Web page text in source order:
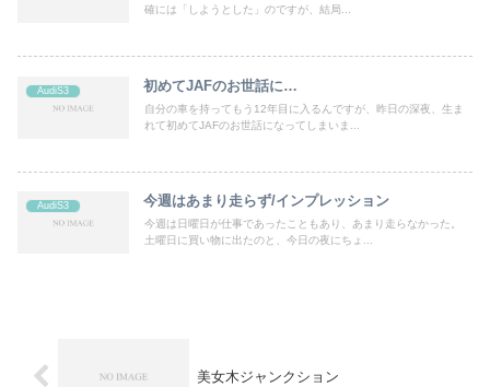
確には「しようとした」のですが、結局...
AudiS3 初めてJAFのお世話に…
自分の車を持ってもう12年目に入るんですが、昨日の深夜、生ま
れて初めてJAFのお世話になってしまいま...
AudiS3 今週はあまり走らず/インプレッション
今週は日曜日が仕事であったこともあり、あまり走らなかった。
土曜日に買い物に出たのと、今日の夜にちょ...
美女木ジャンクション